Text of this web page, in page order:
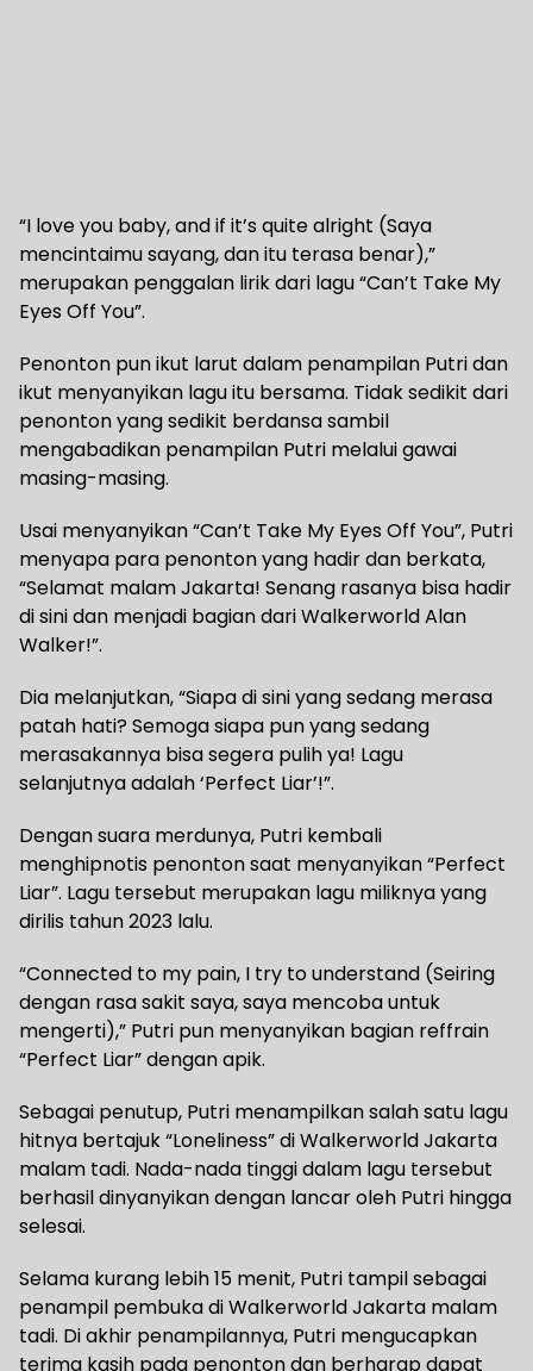
“I love you baby, and if it’s quite alright (Saya
mencintaimu sayang, dan itu terasa benar),”
merupakan penggalan lirik dari lagu “Can’t Take My
Eyes Off You”.
Penonton pun ikut larut dalam penampilan Putri dan
ikut menyanyikan lagu itu bersama. Tidak sedikit dari
penonton yang sedikit berdansa sambil
mengabadikan penampilan Putri melalui gawai
masing-masing.
Usai menyanyikan “Can’t Take My Eyes Off You”, Putri
menyapa para penonton yang hadir dan berkata,
“Selamat malam Jakarta! Senang rasanya bisa hadir
di sini dan menjadi bagian dari Walkerworld Alan
Walker!”.
Dia melanjutkan, “Siapa di sini yang sedang merasa
patah hati? Semoga siapa pun yang sedang
merasakannya bisa segera pulih ya! Lagu
selanjutnya adalah ‘Perfect Liar’!”.
Dengan suara merdunya, Putri kembali
menghipnotis penonton saat menyanyikan “Perfect
Liar”. Lagu tersebut merupakan lagu miliknya yang
dirilis tahun 2023 lalu.
“Connected to my pain, I try to understand (Seiring
dengan rasa sakit saya, saya mencoba untuk
mengerti),” Putri pun menyanyikan bagian reffrain
“Perfect Liar” dengan apik.
Sebagai penutup, Putri menampilkan salah satu lagu
hitnya bertajuk “Loneliness” di Walkerworld Jakarta
malam tadi. Nada-nada tinggi dalam lagu tersebut
berhasil dinyanyikan dengan lancar oleh Putri hingga
selesai.
Selama kurang lebih 15 menit, Putri tampil sebagai
penampil pembuka di Walkerworld Jakarta malam
tadi. Di akhir penampilannya, Putri mengucapkan
terima kasih pada penonton dan berharap dapat